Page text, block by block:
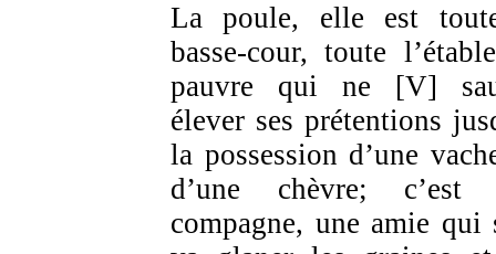
La poule, elle est
basse-cour, toute
pauvre qui ne [V]
élever ses prétentions
la possession d’une
d’une chèvre; c’est
compagne, une amie qui